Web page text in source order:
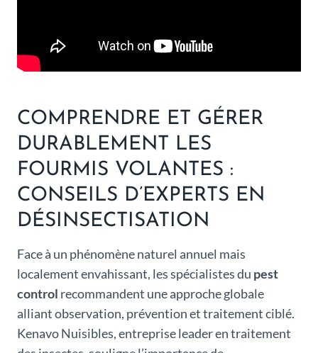
COMPRENDRE ET GÉRER
DURABLEMENT LES
FOURMIS VOLANTES :
CONSEILS D’EXPERTS EN
DÉSINSECTISATION
Face à un phénomène naturel annuel mais
localement envahissant, les spécialistes du pest
control recommandent une approche globale
alliant observation, prévention et traitement ciblé.
Kenavo Nuisibles, entreprise leader en traitement